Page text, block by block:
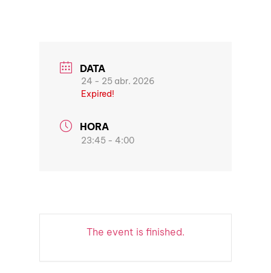
DATA
24 - 25 abr. 2026
Expired!
HORA
23:45 - 4:00
The event is finished.